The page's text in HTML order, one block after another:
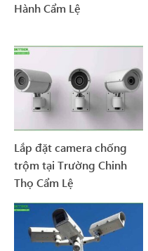
Hành Cẩm Lệ
Lắp đặt camera chống
trộm tại Trường Chinh
Thọ Cẩm Lệ